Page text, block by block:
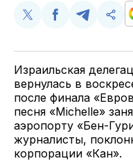
Поделиться
Twitter
Поделиться
FacebookTelegram
Израильская
вернулась в
после финала
песня «Michelle»
аэропорту «Бен-
журналисты,
корпорации «Кан».